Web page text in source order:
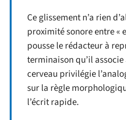
Ce glissement n’a rien
proximité sonore entre «
pousse le rédacteur à
terminaison qu’il
cerveau privilégie
sur la règle
l’écrit rapide.